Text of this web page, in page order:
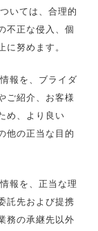
いては、合理的
不正な侵入、個
に努めます。
報を、ブライダ
ご紹介、お客様
め、より良い
他の正当な目的
報を、正当な理
託先および提携
務の承継先以外